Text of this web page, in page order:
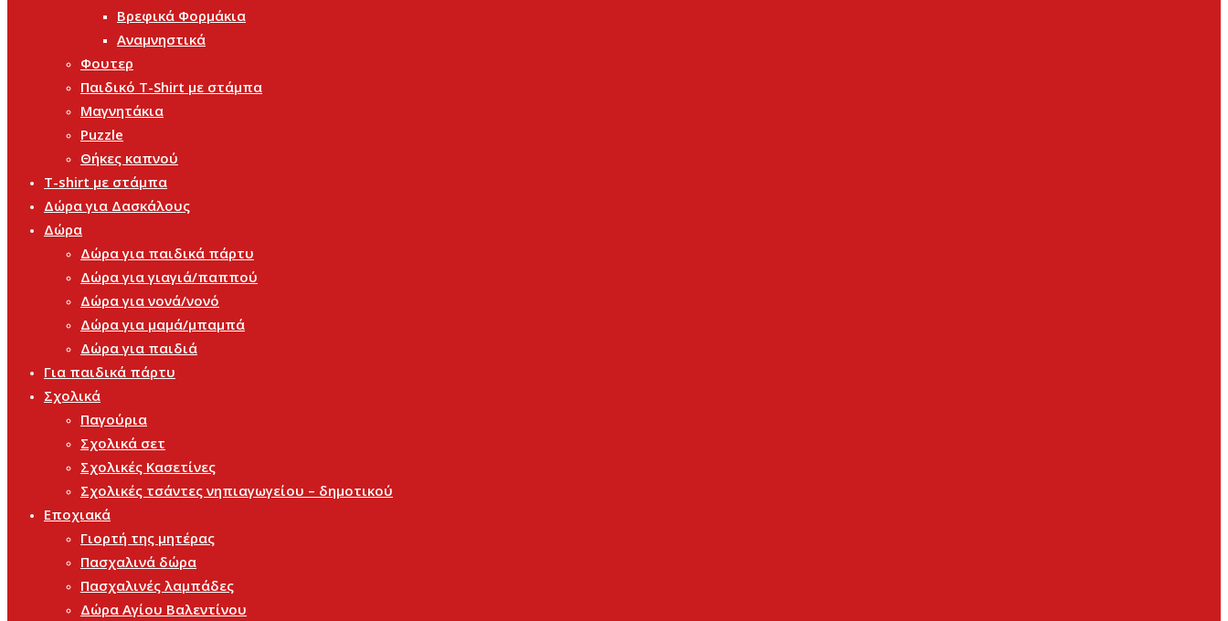
Βρεφικά Φορμάκια
Αναμνηστικά
Φουτερ
Παιδικό T-Shirt με στάμπα
Μαγνητάκια
Puzzle
Θήκες καπνού
T-shirt με στάμπα
Δώρα για Δασκάλους
Δώρα
Δώρα για παιδικά πάρτυ
Δώρα για γιαγιά/παππού
Δώρα για νονά/νονό
Δώρα για μαμά/μπαμπά
Δώρα για παιδιά
Για παιδικά πάρτυ
Σχολικά
Παγούρια
Σχολικά σετ
Σχολικές Κασετίνες
Σχολικές τσάντες νηπιαγωγείου – δημοτικού
Εποχιακά
Γιορτή της μητέρας
Πασχαλινά δώρα
Πασχαλινές λαμπάδες
Δώρα Αγίου Βαλεντίνου